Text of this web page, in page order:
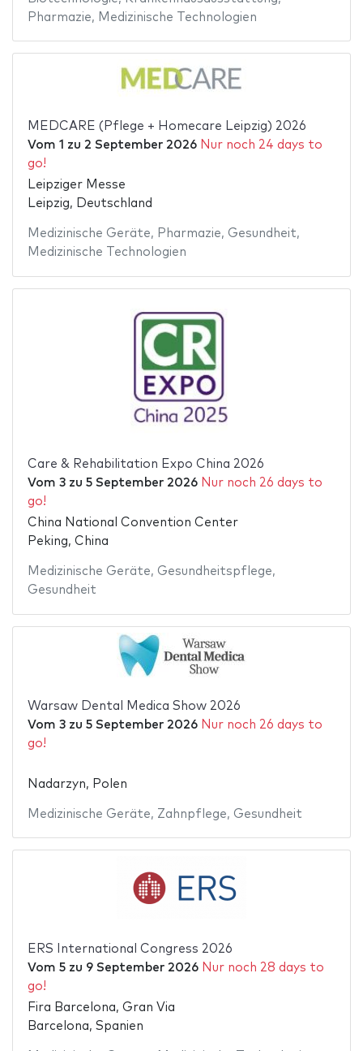
Pharmazie, Medizinische Technologien
MEDCARE (Pflege + Homecare Leipzig) 2026
Vom 1 zu 2 September 2026 Nur noch 24 days to
go!
Leipziger Messe
Leipzig, Deutschland
Medizinische Geräte, Pharmazie, Gesundheit,
Medizinische Technologien
Care & Rehabilitation Expo China 2026
Vom 3zu 5 September 2026 Nur noch 26 days to
go!
China National Convention Center
Peking, China
Medizinische Geräte, Gesundheitspflege,
Gesundheit
Warsaw Dental Medica Show 2026
Vom 3zu 5 September 2026 Nur noch 26 days to
go!
Nadarzyn, Polen
Medizinische Geräte, Zahnpflege, Gesundheit
ERS International Congress 2026
Vom 5zu 9 September 2026 Nur noch 28 days to
go!
Fira Barcelona, Gran Via
Barcelona, Spanien